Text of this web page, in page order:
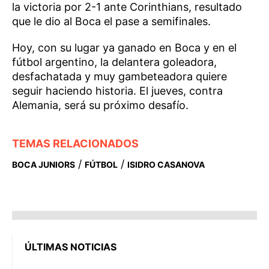
la victoria por 2-1 ante Corinthians, resultado
que le dio al Boca el pase a semifinales.
Hoy, con su lugar ya ganado en Boca y en el
fútbol argentino, la delantera goleadora,
desfachatada y muy gambeteadora quiere
seguir haciendo historia. El jueves, contra
Alemania, será su próximo desafío.
TEMAS RELACIONADOS
BOCA JUNIORS / FÚTBOL / ISIDRO CASANOVA
ÚLTIMAS NOTICIAS